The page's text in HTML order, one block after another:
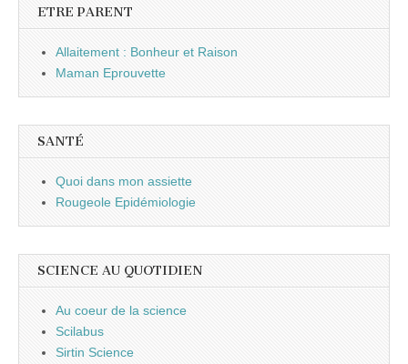
ETRE PARENT
Allaitement : Bonheur et Raison
Maman Eprouvette
SANTÉ
Quoi dans mon assiette
Rougeole Epidémiologie
SCIENCE AU QUOTIDIEN
Au coeur de la science
Scilabus
Sirtin Science